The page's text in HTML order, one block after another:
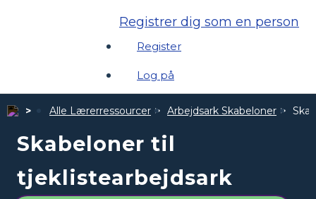
Registrer dig som en person
Register
Log på
Alle Lærerressourcer Arbejdsark Skabeloner
Skabeloner til
tjeklistearbejdsark